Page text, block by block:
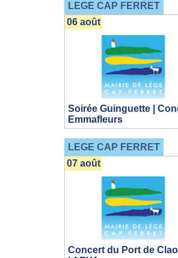
LEGE CAP FERRET
Soirée Guinguette |
Emmafleurs
06 août
LEGE CAP FERRET
Concert du Port de
07 août